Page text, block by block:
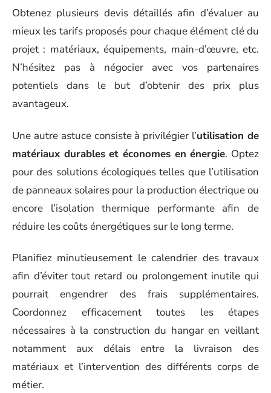
Obtenez plusieurs devis détaillés afin d’évaluer au
mieux les tarifs proposés pour chaque élément clé du
projet : matériaux, équipements, main-d’œuvre, etc.
N’hésitez pas à négocier avec vos partenaires
potentiels dans le but d’obtenir des prix plus
avantageux.
Une autre astuce consiste à privilégier l’utilisation de
matériaux durables et économes en énergie. Optez
pour des solutions écologiques telles que l’utilisation
de panneaux solaires pour la production électrique ou
encore l’isolation thermique performante afin de
réduire les coûts énergétiques sur le long terme.
Planifiez minutieusement le calendrier des travaux
afin d’éviter tout retard ou prolongement inutile qui
pourrait engendrer des frais supplémentaires.
Coordonnez efficacement toutes les étapes
nécessaires à la construction du hangar en veillant
notamment aux délais entre la livraison des
matériaux et l’intervention des différents corps de
métier.